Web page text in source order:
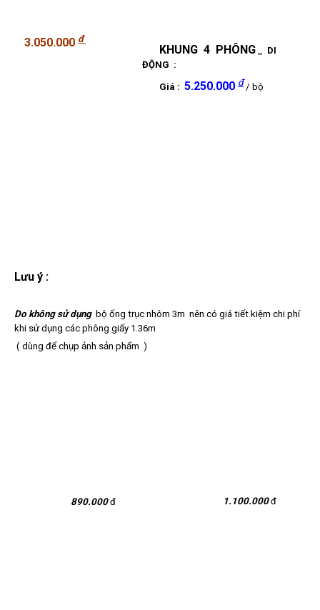
3.050.000 đ
KHUNG 4 PHÔNG _ DI
ĐỘNG :
Giá : 5.250.000 đ / bộ
Lưu ý :
Do không sử dụngbộ ống trục nhôm 3m nên có giá tiết kiệm chi phí
khi sử dụng các phông giấy 1.36m
( dùng để chụp ảnh sản phẩm )
890.000đ 1.100.000đ